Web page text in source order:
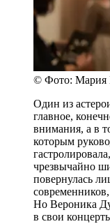
© Фото: Мария
Один из
главное,
внимания, а в
которым
чрезвычайно
повернулась
Но Вероника
в свои